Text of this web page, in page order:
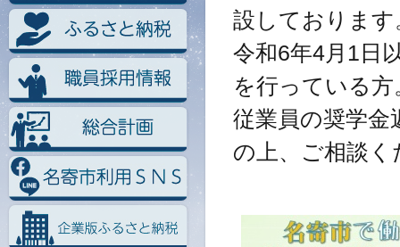
設しております
令和6年4月1日
を行っている
従業員の奨学金
の上、ご相談く